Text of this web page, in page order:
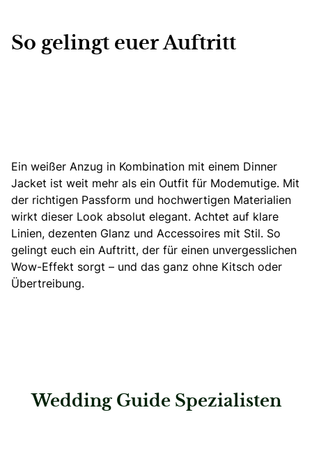
So gelingt euer Auftritt
Ein weißer Anzug in Kombination mit einem Dinner
Jacket ist weit mehr als ein Outfit für Modemutige. Mit
der richtigen Passform und hochwertigen Materialien
wirkt dieser Look absolut elegant. Achtet auf klare
Linien, dezenten Glanz und Accessoires mit Stil. So
gelingt euch ein Auftritt, der für einen unvergesslichen
Wow-Effekt sorgt – und das ganz ohne Kitsch oder
Übertreibung.
Wedding Guide Spezialisten